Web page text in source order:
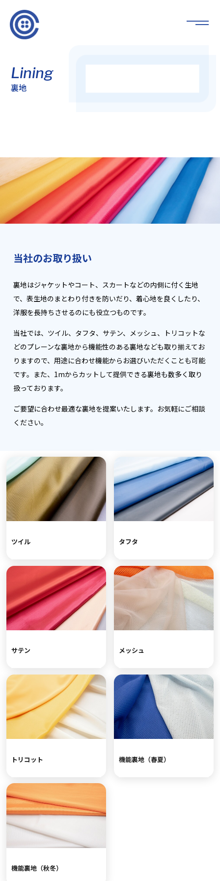
Lining
裏地
当社のお取り扱い
裏地はジャケットやコート、スカートなどの内側に付く生地
で、表生地のまとわり付きを防いだり、着心地を良くしたり、
洋服を長持ちさせるのにも役立つものです。
当社では、ツイル、タフタ、サテン、メッシュ、トリコットな
どのプレーンな裏地から機能性のある裏地なども取り揃えてお
りますので、用途に合わせ機能からお選びいただくことも可能
です。また、1mからカットして提供できる裏地も数多く取り
扱っております。
ご要望に合わせ最適な裏地を提案いたします。お気軽にご相談
ください。
ツイル タフタ
サテン メッシュ
トリコット 機能裏地（春夏）
機能裏地（秋冬）